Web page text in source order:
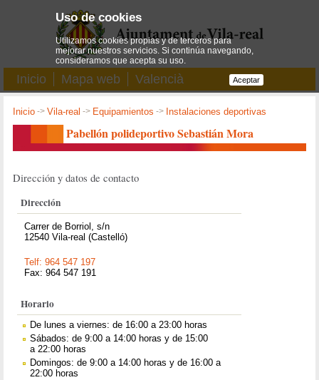
Inicio Mapa web Valencià
Inicio ->Vila-real -> Equipamientos -> Instalaciones deportivas
Pabellón polideportivo Sebastián Mora
Dirección y datos de contacto
Dirección
Carrer de Borriol, s/n
12540 Vila-real (Castelló)
Telf: 964 547 197
Fax: 964 547 191
Horario
De lunes a viernes: de 16:00 a 23:00 horas
Sábados: de 9:00 a 14:00 horas y de 15:00
a 22:00 horas
Domingos: de 9:00 a 14:00 horas y de 16:00 a
22:00 horas
Uso de cookies
Utilizamos cookies propias y de terceros para
mejorar nuestros servicios. Si continúa navegando,
consideramos que acepta su uso.
Aceptar